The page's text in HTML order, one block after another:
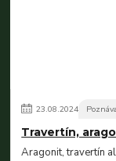
23.08.2024
Travertín,
Aragonit, travertín